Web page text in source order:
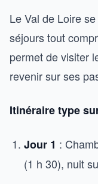
Le Val de Loire
séjours tout
permet de visiter
revenir sur ses
Itinéraire type
Jour 1 :
(1 h 30), nuit